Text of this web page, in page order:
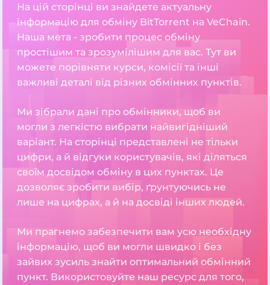
На цій сторінці ви знайдете актуальну
інформацію для обміну BitTorrent на VeChain.
Наша мета - зробити процес обміну
простішим та зрозумілішим для вас. Тут ви
можете порівняти курси, комісії та інші
важливі деталі від різних обмінних пунктів.
Ми зібрали дані про обмінники, щоб ви
могли з легкістю вибрати найвигідніший
варіант. На сторінці представлені не тільки
цифри, а й відгуки користувачів, які діляться
своїм досвідом обміну в цих пунктах. Це
дозволяє зробити вибір, ґрунтуючись не
лише на цифрах, а й на досвіді інших людей.
Ми прагнемо забезпечити вам усю необхідну
інформацію, щоб ви могли швидко і без
зайвих зусиль знайти оптимальний обмінний
пункт. Використовуйте наш ресурс для того,